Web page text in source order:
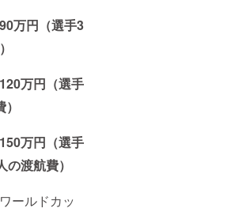
万円（選手3
万円（選手
万円（選手
渡航費）
ールドカッ